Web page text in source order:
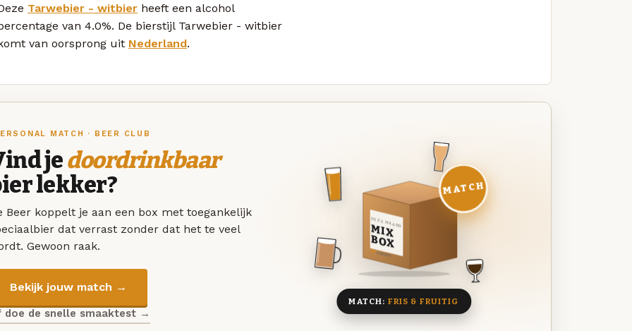
Tarwebier - witbier heeft een alcohol
van 4.0%. De bierstijl Tarwebier - witbier
van oorsprong uit Nederland.
MATCH · BEER CLUB
jedoordrinkbaar
lekker?
Beer koppelt je aan een box met toegankelijk
dat verrast zonder dat het te veel
Gewoon raak.
Bekijk jouw match →
doe de snelle smaaktest →
DEZE MAAND
MIX
BOX
8 BIEREN
MATCH
MATCH: FRIS & FRUITIG